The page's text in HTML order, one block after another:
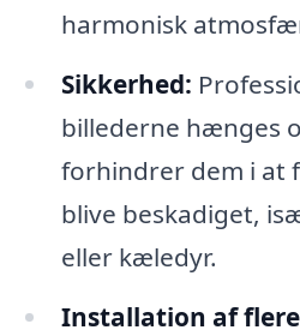
harmonisk
Sikkerhed:
billederne hænges
forhindrer dem i at
blive beskadiget,
eller kæledyr.
Installation af